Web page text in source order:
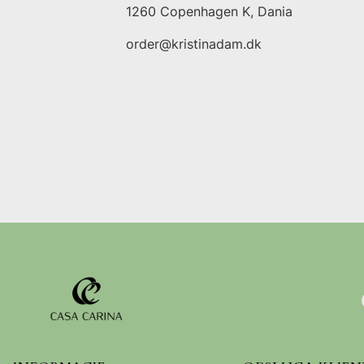
1260 Copenhagen K, Dania
order@kristinadam.dk